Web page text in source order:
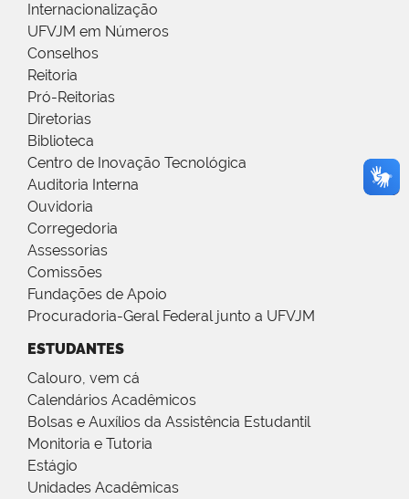
Internacionalização
UFVJM em Números
Conselhos
Reitoria
Pró-Reitorias
Diretorias
Biblioteca
Centro de Inovação Tecnológica
Auditoria Interna
Ouvidoria
Corregedoria
Assessorias
Comissões
Fundações de Apoio
Procuradoria-Geral Federal junto a UFVJM
ESTUDANTES
Calouro, vem cá
Calendários Acadêmicos
Bolsas e Auxílios da Assistência Estudantil
Monitoria e Tutoria
Estágio
Unidades Acadêmicas